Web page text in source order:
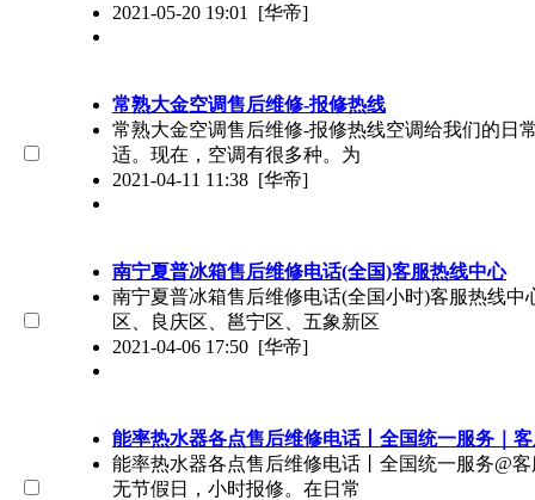
2021-05-20 19:01 [华帝]
常熟大金空调售后维修-报修热线
常熟大金空调售后维修-报修热线空调给我们的日
适。现在，空调有很多种。为
2021-04-11 11:38 [华帝]
南宁夏普冰箱售后维修电话(全国)客服热线中心
南宁夏普冰箱售后维修电话(全国小时)客服热线
区、良庆区、邕宁区、五象新区
2021-04-06 17:50 [华帝]
能率热水器各点售后维修电话丨全国统一服务｜
能率热水器各点售后维修电话丨全国统一服务@
无节假日，小时报修。在日常